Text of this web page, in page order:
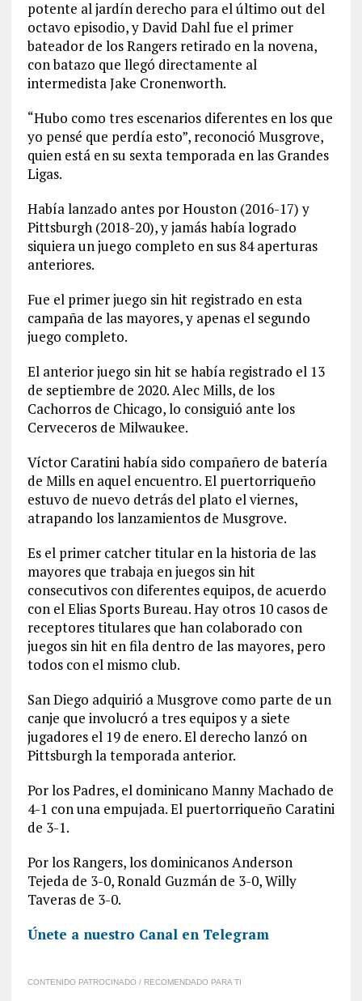
potente al jardín derecho para el último out del
octavo episodio, y David Dahl fue el primer
bateador de los Rangers retirado en la novena,
con batazo que llegó directamente al
intermedista Jake Cronenworth.
“Hubo como tres escenarios diferentes en los que
yo pensé que perdía esto”, reconoció Musgrove,
quien está en su sexta temporada en las Grandes
Ligas.
Había lanzado antes por Houston (2016-17) y
Pittsburgh (2018-20), y jamás había logrado
siquiera un juego completo en sus 84 aperturas
anteriores.
Fue el primer juego sin hit registrado en esta
campaña de las mayores, y apenas el segundo
juego completo.
El anterior juego sin hit se había registrado el 13
de septiembre de 2020. Alec Mills, de los
Cachorros de Chicago, lo consiguió ante los
Cerveceros de Milwaukee.
Víctor Caratini había sido compañero de batería
de Mills en aquel encuentro. El puertorriqueño
estuvo de nuevo detrás del plato el viernes,
atrapando los lanzamientos de Musgrove.
Es el primer catcher titular en la historia de las
mayores que trabaja en juegos sin hit
consecutivos con diferentes equipos, de acuerdo
con el Elias Sports Bureau. Hay otros 10 casos de
receptores titulares que han colaborado con
juegos sin hit en fila dentro de las mayores, pero
todos con el mismo club.
San Diego adquirió a Musgrove como parte de un
canje que involucró a tres equipos y a siete
jugadores el 19 de enero. El derecho lanzó on
Pittsburgh la temporada anterior.
Por los Padres, el dominicano Manny Machado de
4-1 con una empujada. El puertorriqueño Caratini
de 3-1.
Por los Rangers, los dominicanos Anderson
Tejeda de 3-0, Ronald Guzmán de 3-0, Willy
Taveras de 3-0.
Únete a nuestro Canal en Telegram
CONTENIDO PATROCINADO / RECOMENDADO PARA TI